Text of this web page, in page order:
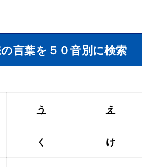
言葉を５０音別に検索
う え
く け